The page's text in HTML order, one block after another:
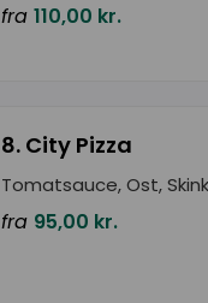
fra 110,00 kr.
8. City Pizza
Tomatsauce, Ost,
fra 95,00 kr.